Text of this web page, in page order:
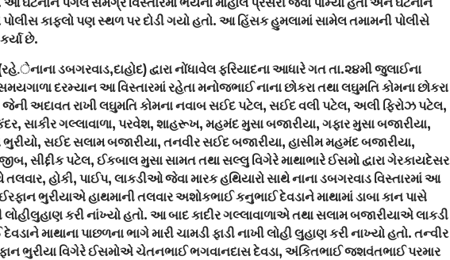
પોલીસ કાફલો પણ સ્થળ પર દોડી ગયો હતો. આ હિંસક હુમલામાં સામેલ તમામની પોલીસે
છે.
ડબગરવાડ,દાહોદ) દ્વારા નોંધાવેલ ફરિયાદના આધારે ગત તા.૨૪મી જુલાઈના
દરમ્યાન આ વિસ્તારમાં રહેતા મનોજભાઈ નાના છોકરા તથા લઘુમતિ કોમના છોકરા
અદાવત રાખી લઘુમતિ કોમના નવાબ સઈદ પટેલ, સઈદ વલી પટેલ, અલી ફિરોઝ પટેલ,
સાકીર ગલ્લાવાળા, પરવેશ, શાહરૂખ, મહમંદ મુસા બજારીયા, ગફાર મુસા બજારીયા,
સઈદ સલામ બજારીયા, તનવીર સઈદ બજારીયા, હાસીમ મહમંદ બજારીયા,
સીદ્દીક પટેલ, ઈકબાલ મુસા સામત તથા સલ્લુ વિગેરે માથાભારે ઈસમો દ્વારા ગેરકાયદેસર
તલવાર, હોકી, પાઈપ, લાકડીઓ જેવા મારક હથિયારો સાથે નાના ડબગરવાડ વિસ્તારમાં આ
ભુરીયાએ હાથમાની તલવાર અશોકભાઈ કનુભાઈ દેવડાને માથામાં ડાબા કાન પાસે
લોહીલુહાણ કરી નાંખ્યો હતો. આ બાદ કાદીર ગલ્લાવાળાએ તથા સલામ બજારીયાએ લાકડી
માથાના પાછળના ભાગે મારી ચામડી ફાડી નાખી લોહી લુહાણ કરી નાખ્યો હતો. તન્વીર
ભુરીયા વિગેરે ઈસમોએ ચેતનભાઈ ભગવાનદાસ દેવડા, અંકિતભાઈ જશવંતભાઈ પરમાર